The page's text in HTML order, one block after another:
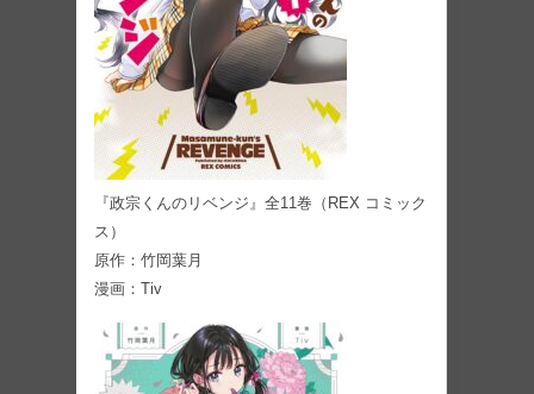
『政宗くんのリベンジ』全11巻（REX コミック
ス）
原作：竹岡葉月
漫画：Tiv